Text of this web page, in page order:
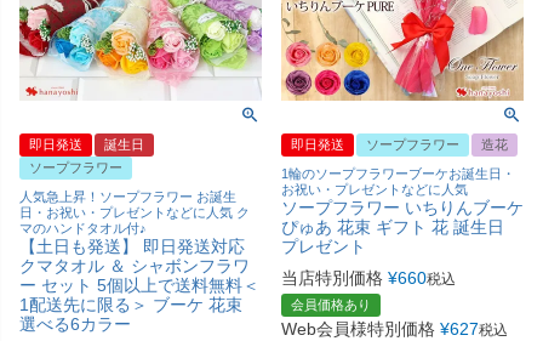
即日発送
誕生日
ソープフラワー
人気急上昇！ソープフラワー お誕生
日・お祝い・プレゼントなどに人気 ク
マのハンドタオル付♪
【土日も発送】 即日発送対応
クマタオル ＆ シャボンフラワ
ー セット 5個以上で送料無料＜
1配送先に限る＞ ブーケ 花束
選べる6カラー
即日発送 ソープフラワー
造花
1輪のソープフラワーブーケお誕生日・
お祝い・プレゼントなどに人気
ソープフラワー いちりんブーケ
ぴゅあ 花束 ギフト 花 誕生日
プレゼント
当店特別価格 ¥660税込
会員価格あり
Web会員様特別価格 ¥627税込